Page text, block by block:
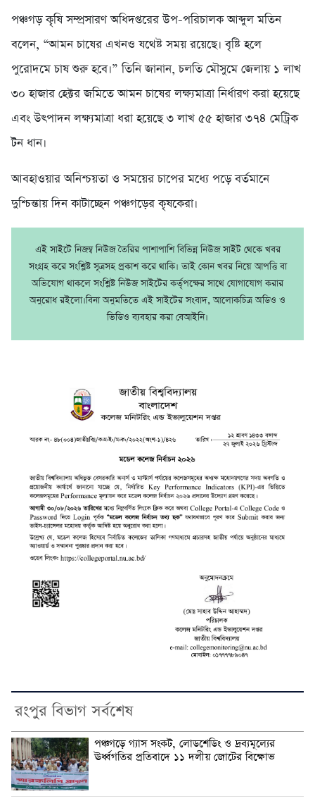
পঞ্চগড় কৃষি সম্প্রসারণ অধিদপ্তরের উপ-পরিচালক আব্দুল মতিন
বলেন, “আমন চাষের এখনও যথেষ্ট সময় রয়েছে। বৃষ্টি হলে
পুরোদমে চাষ শুরু হবে।” তিনি জানান, চলতি মৌসুমে জেলায় ১ লাখ
৩০ হাজার হেক্টর জমিতে আমন চাষের লক্ষ্যমাত্রা নির্ধারণ করা হয়েছে
এবং উৎপাদন লক্ষ্যমাত্রা ধরা হয়েছে ৩ লাখ ৫৫ হাজার ৩৭৪ মেট্রিক
টন ধান।
আবহাওয়ার অনিশ্চয়তা ও সময়ের চাপের মধ্যে পড়ে বর্তমানে
দুশ্চিন্তায় দিন কাটাচ্ছেন পঞ্চগড়ের কৃষকেরা।
এই সাইটে নিজম্ব নিউজ তৈরির পাশাপাশি বিভিন্ন নিউজ সাইট থেকে খবর
সংগ্রহ করে সংশ্লিষ্ট সূত্রসহ প্রকাশ করে থাকি। তাই কোন খবর নিয়ে আপত্তি বা
অভিযোগ থাকলে সংশ্লিষ্ট নিউজ সাইটের কর্তৃপক্ষের সাথে যোগাযোগ করার
অনুরোধ রইলো।বিনা অনুমতিতে এই সাইটের সংবাদ, আলোকচিত্র অডিও ও
ভিডিও ব্যবহার করা বেআইনি।
রংপুর বিভাগ সর্বশেষ
পঞ্চগড়ে গ্যাস সংকট, লোডশেডিং ও দ্রব্যমূল্যের
ঊর্ধ্বগতির প্রতিবাদে ১১ দলীয় জোটের বিক্ষোভ